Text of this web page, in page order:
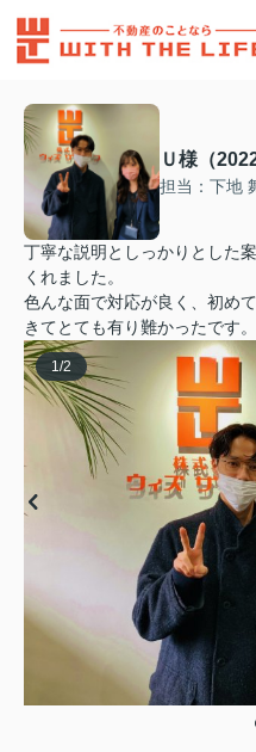
Ｕ様（
担当：下地
丁寧な説明としっかりとした
くれました。
色んな面で対応が良く、初め
きてとても有り難かったです。
1/2